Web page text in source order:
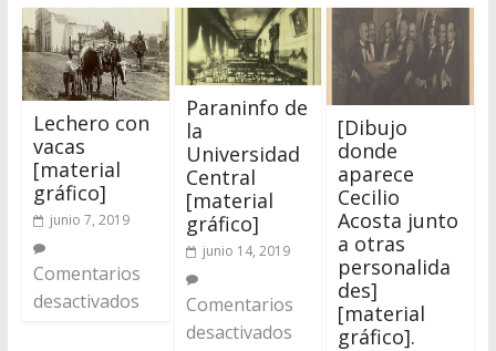
Lechero con
vacas
[material
gráfico]
junio 7, 2019
Comentarios
desactivados
Paraninfo de
la
Universidad
Central
[material
gráfico]
junio 14, 2019
Comentarios
desactivados
[Dibujo
donde
aparece
Cecilio
Acosta junto
a otras
personalida
des]
[material
gráfico].